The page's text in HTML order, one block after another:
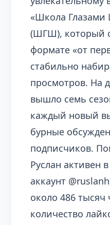
«Школа
(ШГШ), который
формате «от
стабильно
просмотров. На
вышло семь
каждый новый
бурные
подписчиков.
Руслан активен
аккаунт
около 486
количество